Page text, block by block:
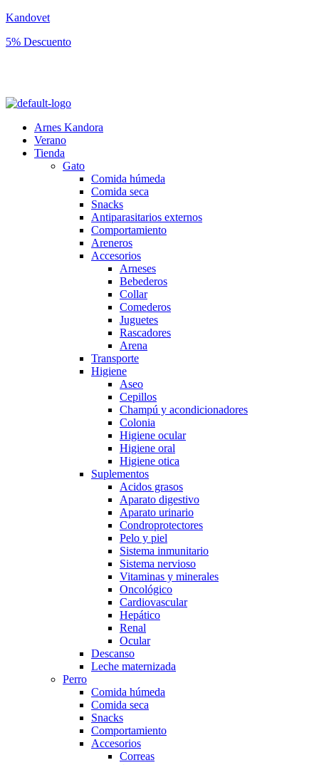
Kandovet
5% Descuento
Arnes Kandora
Verano
Tienda
Gato
Comida húmeda
Comida seca
Snacks
Antiparasitarios externos
Comportamiento
Areneros
Accesorios
Arneses
Bebederos
Collar
Comederos
Juguetes
Rascadores
Arena
Transporte
Higiene
Aseo
Cepillos
Champú y acondicionadores
Colonia
Higiene ocular
Higiene oral
Higiene otica
Suplementos
Acidos grasos
Aparato digestivo
Aparato urinario
Condroprotectores
Pelo y piel
Sistema inmunitario
Sistema nervioso
Vitaminas y minerales
Oncológico
Cardiovascular
Hepático
Renal
Ocular
Descanso
Leche maternizada
Perro
Comida húmeda
Comida seca
Snacks
Comportamiento
Accesorios
Correas